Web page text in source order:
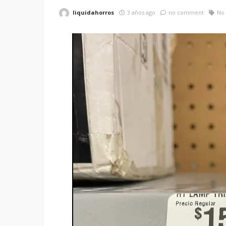
liquidahorros 3 años ago no comment No